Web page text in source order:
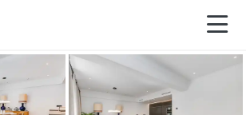
Visite vidéo